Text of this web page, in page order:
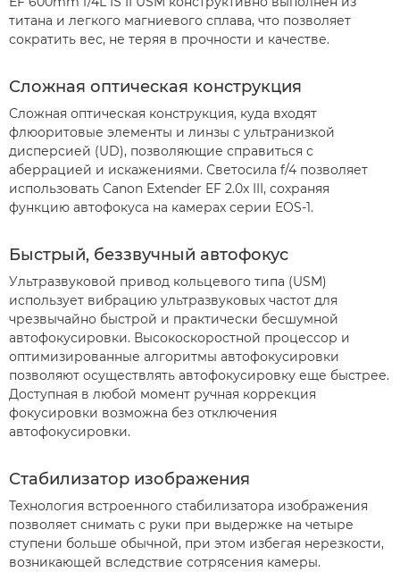
титана и легкого магниевого сплава, что позволяет
сократить вес, не теряя в прочности и качестве.
Сложная оптическая конструкция
Сложная оптическая конструкция, куда входят
флюоритовые элементы и линзы с ультранизкой
дисперсией (UD), позволяющие справиться с
аберрацией и искажениями. Светосила f/4 позволяет
использовать Canon Extender EF 2.0x III, сохраняя
функцию автофокуса на камерах серии EOS-1.
Быстрый, беззвучный автофокус
Ультразвуковой привод кольцевого типа (USM)
использует вибрацию ультразвуковых частот для
чрезвычайно быстрой и практически бесшумной
автофокусировки. Высокоскоростной процессор и
оптимизированные алгоритмы автофокусировки
позволяют осуществлять автофокусировку еще быстрее.
Доступная в любой момент ручная коррекция
фокусировки возможна без отключения
автофокусировки.
Стабилизатор изображения
Технология встроенного стабилизатора изображения
позволяет снимать с руки при выдержке на четыре
ступени больше обычной, при этом избегая нерезкости,
возникающей вследствие сотрясения камеры.